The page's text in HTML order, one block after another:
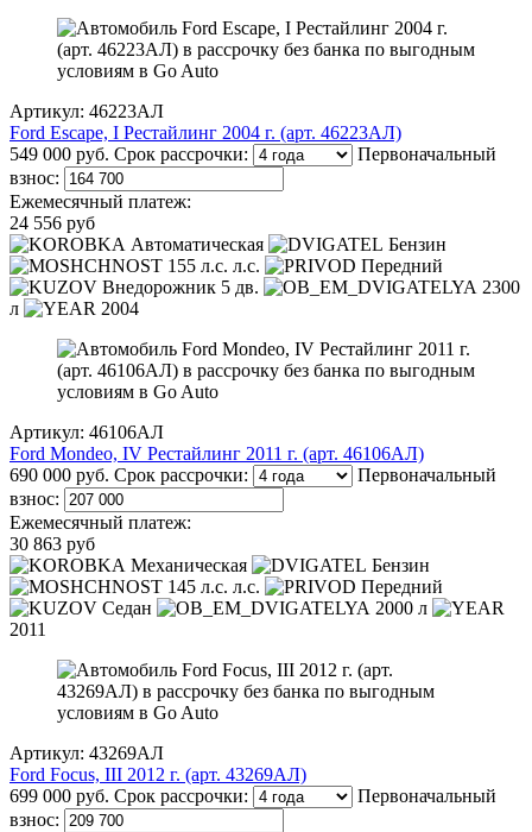
Артикул: 46223АЛ
Ford Escape, I Рестайлинг 2004 г. (арт. 46223АЛ)
549 000 руб. Срок рассрочки:
Первоначальный
взнос:
Ежемесячный платеж:
24 556 руб
Автоматическая
Бензин
155 л.с. л.с.
Передний
Внедорожник 5 дв.
2300
л
2004
Артикул: 46106АЛ
Ford Mondeo, IV Рестайлинг 2011 г. (арт. 46106АЛ)
690 000 руб. Срок рассрочки:
Первоначальный
взнос:
Ежемесячный платеж:
30 863 руб
Механическая
Бензин
145 л.с. л.с.
Передний
Седан
2000 л
2011
Артикул: 43269АЛ
Ford Focus, III 2012 г. (арт. 43269АЛ)
699 000 руб. Срок рассрочки:
Первоначальный
взнос: